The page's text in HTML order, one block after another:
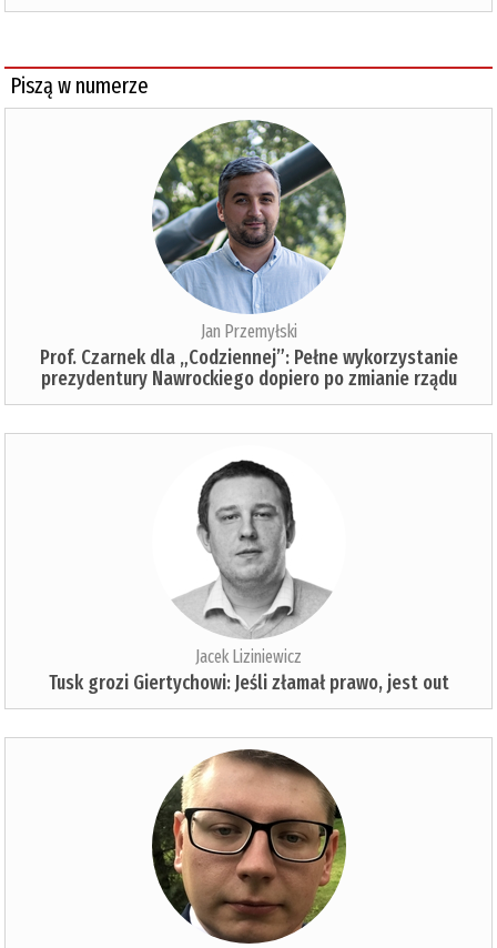
Piszą w numerze
Jan Przemyłski
Prof. Czarnek dla „Codziennej”: Pełne wykorzystanie
prezydentury Nawrockiego dopiero po zmianie rządu
Jacek Liziniewicz
Tusk grozi Giertychowi: Jeśli złamał prawo, jest out